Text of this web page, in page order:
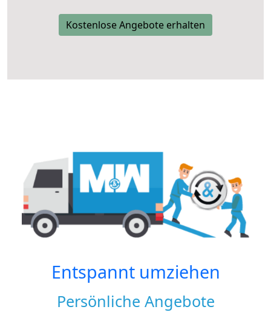
Kostenlose Angebote erhalten
Entspannt umziehen
Persönliche Angebote